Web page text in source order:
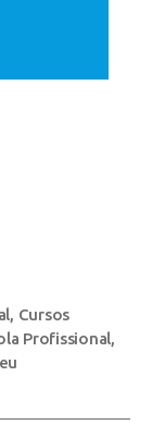
, Cursos
Profissional,